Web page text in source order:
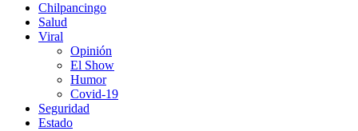
Chilpancingo
Salud
Viral
Opinión
El Show
Humor
Covid-19
Seguridad
Estado